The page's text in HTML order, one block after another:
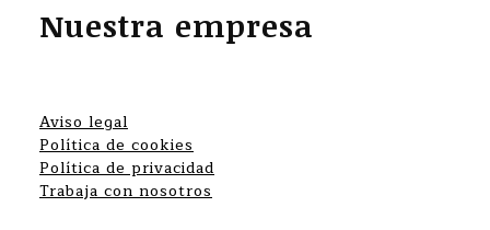
Nuestra empresa
Aviso legal
Política de cookies
Política de privacidad
Trabaja con nosotros